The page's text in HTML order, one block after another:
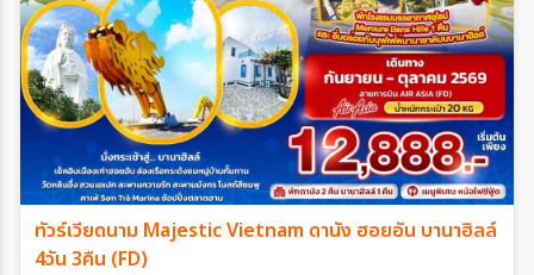
ทัวร์เวียดนาม Majestic Vietnam ดานัง ฮอยอัน บานาฮิลล์
4วัน 3คืน (FD)